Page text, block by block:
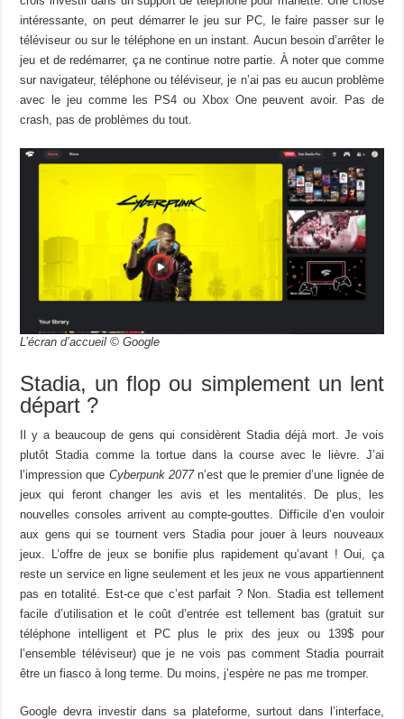
intéressante, on peut démarrer le jeu sur PC, le faire passer sur le
téléviseur ou sur le téléphone en un instant. Aucun besoin d’arrêter le
jeu et de redémarrer, ça ne continue notre partie. À noter que comme
sur navigateur, téléphone ou téléviseur, je n’ai pas eu aucun problème
avec le jeu comme les PS4 ou Xbox One peuvent avoir. Pas de
crash, pas de problèmes du tout.
L’écran d’accueil © Google
Stadia, un flop ou simplement un lent
départ ?
Il y a beaucoup de gens qui considèrent Stadia déjà mort. Je vois
plutôt Stadia comme la tortue dans la course avec le lièvre. J’ai
l’impression que Cyberpunk 2077n’est que le premier d’une lignée de
jeux qui feront changer les avis et les mentalités. De plus, les
nouvelles consoles arrivent au compte-gouttes. Difficile d’en vouloir
aux gens qui se tournent vers Stadia pour jouer à leurs nouveaux
jeux. L’offre de jeux se bonifie plus rapidement qu’avant ! Oui, ça
reste un service en ligne seulement et les jeux ne vous appartiennent
pas en totalité. Est-ce que c’est parfait ? Non. Stadia est tellement
facile d’utilisation et le coût d’entrée est tellement bas (gratuit sur
téléphone intelligent et PC plus le prix des jeux ou 139$ pour
l’ensemble téléviseur) que je ne vois pas comment Stadia pourrait
être un fiasco à long terme. Du moins, j’espère ne pas me tromper.
Google devra investir dans sa plateforme, surtout dans l’interface,